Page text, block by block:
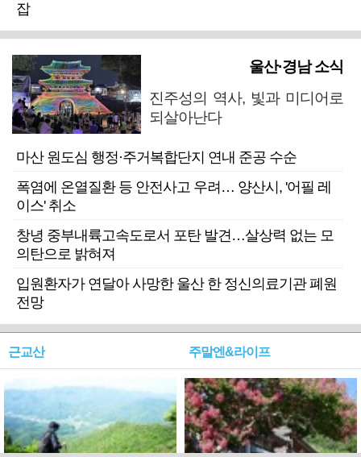
잡
울산·경남 소식
진주성의 역사, 빛과 미디어로
되살아난다
마산 원도심 행정·주거복합단지 연내 준공 수순
폭염에 온열질환 등 안전사고 우려… 양산시, '어필 레
이스' 취소
창녕 중부내륙고속도로서 포탄 발견…살상력 없는 모
의탄으로 밝혀져
입원환자가 연달아 사망한 울산 한 정신의료기관 폐원
전망
근교산 주말엔&라이프